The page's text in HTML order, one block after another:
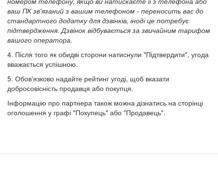
ваш ПК зв'язаний з вашим телефоном - переносить вас до
стандартного додатку для дзвінків, іноді це потребує
підтвердження. Дзвінок відбувається за звичайним тарифом
вашого оператора.
4. Після того як обидві сторони натиснули "Підтвердити", угода
вважається успішною.
5. Обов'язково надайте рейтинг угоді, щоб вказати
добросовісність продавця або покупця.
Інформацію про партнера також можна дізнатись на сторінці
оголошення у графі "Покупець" або "Продавець".